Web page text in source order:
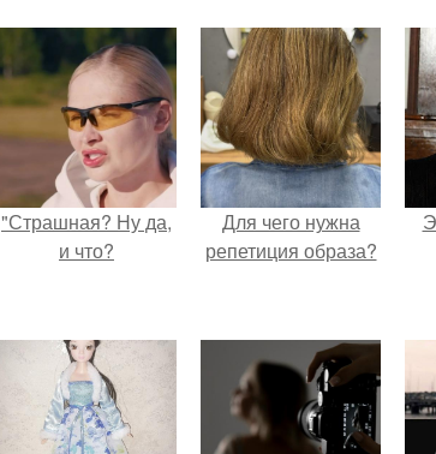
"Страшная? Ну да,
и что?
Для чего нужна
репетиция образа?